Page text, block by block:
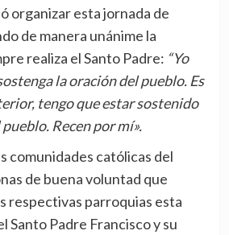
organizar esta jornada de
de manera unánime la
realiza el Santo Padre: “Yo
la oración del pueblo. Es
tengo que estar sostenido
Recen por mí».
comunidades católicas del
de buena voluntad que
respectivas parroquias esta
Santo Padre Francisco y su